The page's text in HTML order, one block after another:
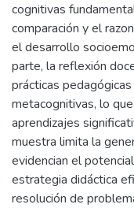
cognitivas
comparación y el
el desarrollo
parte, la reflexión
prácticas
metacognitivas, lo
aprendizajes
muestra limita la
evidencian el
estrategia didáctica
resolución de